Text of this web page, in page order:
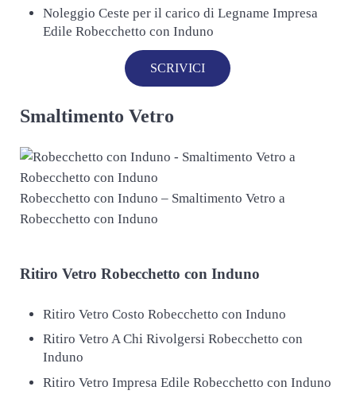
Noleggio Ceste per il carico di Legname Impresa
Edile Robecchetto con Induno
SCRIVICI
Smaltimento Vetro
Robecchetto con Induno – Smaltimento Vetro a
Robecchetto con Induno
Ritiro Vetro Robecchetto con Induno
Ritiro Vetro Costo Robecchetto con Induno
Ritiro Vetro A Chi Rivolgersi Robecchetto con
Induno
Ritiro Vetro Impresa Edile Robecchetto con Induno